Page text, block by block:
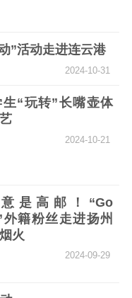
文化传承
文化产业
”活动走进连云港
2024-10-31
“玩转”长嘴壶体
2024-10-21
是高邮！“Go
籍粉丝走进扬州
火
2024-09-29